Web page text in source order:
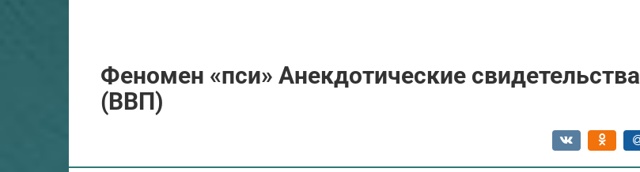
Феномен «пси» Анекдотические свидетельства
(ВВП)